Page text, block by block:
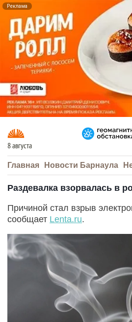
Реклама
8 августа
Главная Новости Барнаула
Раздевалка взорвалась в
Причиной стал взрыв
сообщает Lenta.ru.